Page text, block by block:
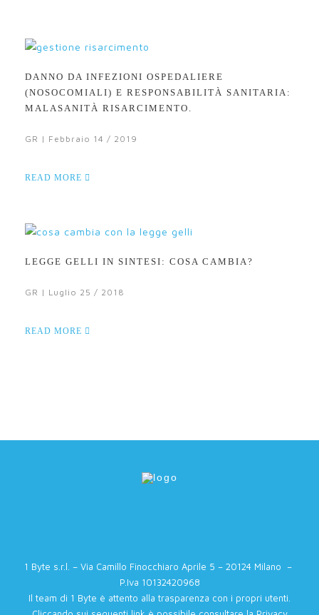
DANNO DA INFEZIONI OSPEDALIERE
(NOSOCOMIALI) E RESPONSABILITÀ SANITARIA:
MALASANITÀ RISARCIMENTO.
GR | Febbraio 14 / 2019
READ MORE
LEGGE GELLI IN SINTESI: COSA CAMBIA?
GR | Luglio 25 / 2018
READ MORE
1 Byte s.r.l. – Via Camillo Finocchiaro Aprile 5 – 20124 Milano –
P.Iva 10132420968
Il team di 1 Byte è attento alla trasparenza con i propri utenti.